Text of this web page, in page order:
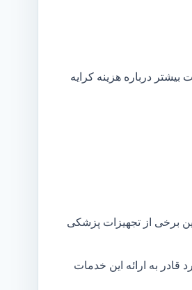
درباره هزینه کرایه
برخی از تجهیزات پزشکی
به ارائه این خدمات